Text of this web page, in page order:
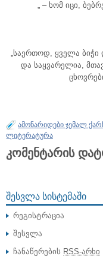
„ – ხომ იცი,
„საერთოდ, ყველა
და საყვარელია,
ამონარიდები ჯემალ
ლიტერატურა
კომენტარის
ᲨᲔᲡᲕᲚᲐ ᲡᲘᲡᲢᲔᲛᲐᲨᲘ
რეგისტრაცია
შესვლა
ჩანაწერების RSS-არხი